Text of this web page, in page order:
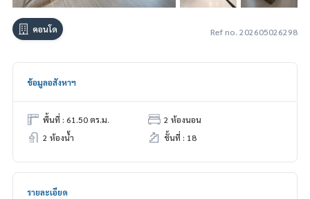
คอนโด Ref no. 202605026298
ข้อมูลอสังหาฯ
พื้นที่ : 61.50 ตร.ม.
2 ห้องนอน
2 ห้องน้ำ
ชั้นที่ : 18
รายละเอียด